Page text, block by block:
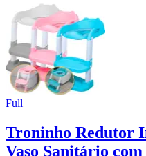
Full
Troninho Redutor
Vaso Sanitário